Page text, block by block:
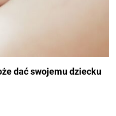
dać swojemu dziecku